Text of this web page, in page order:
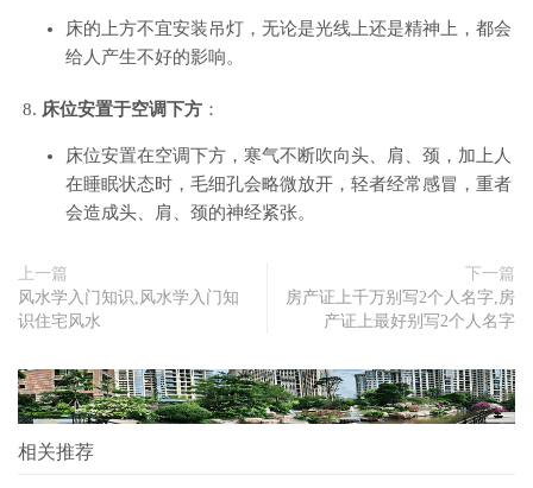
床的上方不宜安装吊灯，无论是光线上还是精神上，都会
给人产生不好的影响。
床位安置于空调下方 ：
床位安置在空调下方，寒气不断吹向头、肩、颈，加上人
在睡眠状态时，毛细孔会略微放开，轻者经常感冒，重者
会造成头、肩、颈的神经紧张。
上一篇
风水学入门知识,风水学入门知
识住宅风水
下一篇
房产证上千万别写2个人名字,房
产证上最好别写2个人名字
相关推荐